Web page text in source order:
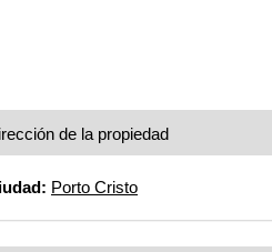
de la propiedad
Porto Cristo